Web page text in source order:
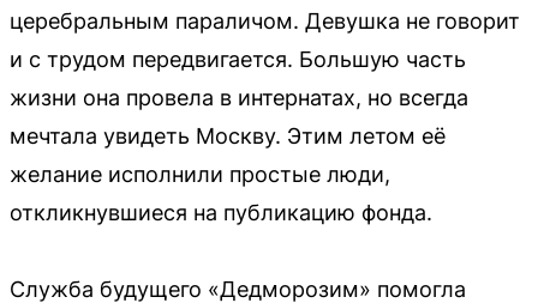
церебральным параличом. Девушка не говорит
и с трудом передвигается. Большую часть
жизни она провела в интернатах, но всегда
мечтала увидеть Москву. Этим летом её
желание исполнили простые люди,
откликнувшиеся на публикацию фонда.
Служба будущего «Дедморозим» помогла